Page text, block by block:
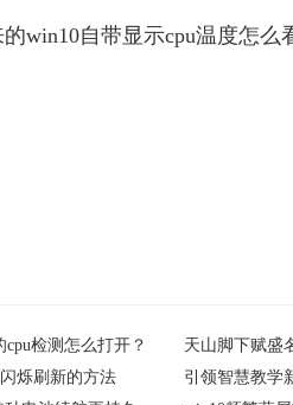
win10自带显示cpu温度怎
检测怎么打开？
天山脚下赋盛
烁刷新的方法
引领智慧教学